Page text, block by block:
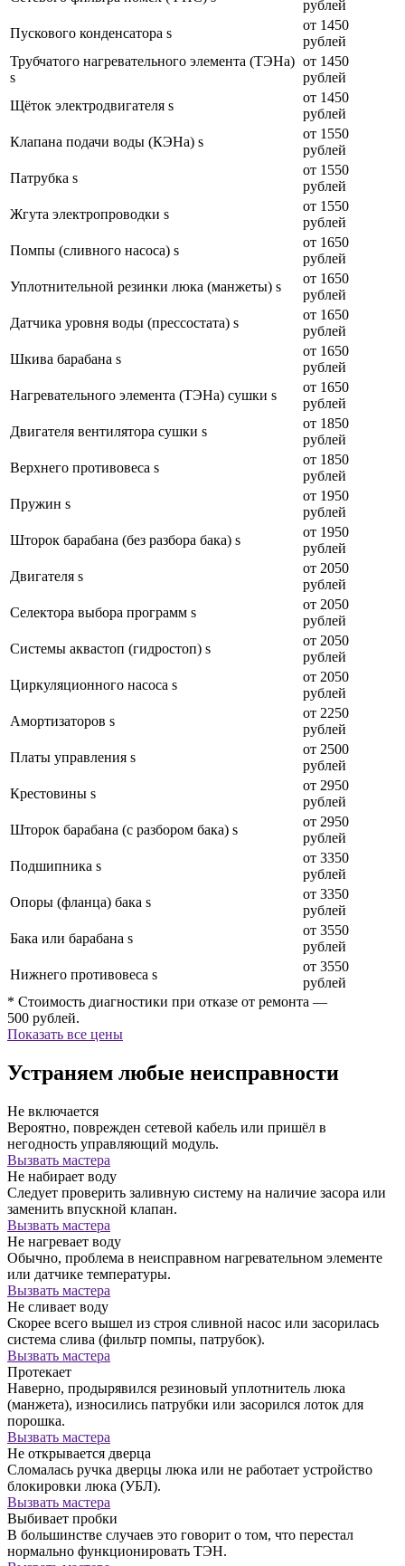
рублей
Пускового конденсатора s
от 1450
рублей
Трубчатого нагревательного элемента (ТЭНа)
s
от 1450
рублей
Щёток электродвигателя s
от 1450
рублей
Клапана подачи воды (КЭНа) s
от 1550
рублей
Патрубка s
от 1550
рублей
Жгута электропроводки s
от 1550
рублей
Помпы (сливного насоса) s
от 1650
рублей
Уплотнительной резинки люка (манжеты) s
от 1650
рублей
Датчика уровня воды (прессостата) s
от 1650
рублей
Шкива барабана s
от 1650
рублей
Нагревательного элемента (ТЭНа) сушки s
от 1650
рублей
Двигателя вентилятора сушки s
от 1850
рублей
Верхнего противовеса s
от 1850
рублей
Пружин s
от 1950
рублей
Шторок барабана (без разбора бака) s
от 1950
рублей
Двигателя s
от 2050
рублей
Селектора выбора программ s
от 2050
рублей
Системы аквастоп (гидростоп) s
от 2050
рублей
Циркуляционного насоса s
от 2050
рублей
Амортизаторов s
от 2250
рублей
Платы управления s
от 2500
рублей
Крестовины s
от 2950
рублей
Шторок барабана (с разбором бака) s
от 2950
рублей
Подшипника s
от 3350
рублей
Опоры (фланца) бака s
от 3350
рублей
Бака или барабана s
от 3550
рублей
Нижнего противовеса s
от 3550
рублей
* Стоимость диагностики при отказе от ремонта —
500 рублей.
Показать все цены
Устраняем любые неисправности
Не включается
Вероятно, поврежден сетевой кабель или пришёл в
негодность управляющий модуль.
Вызвать мастера
Не набирает воду
Следует проверить заливную систему на наличие засора или
заменить впускной клапан.
Вызвать мастера
Не нагревает воду
Обычно, проблема в неисправном нагревательном элементе
или датчике температуры.
Вызвать мастера
Не сливает воду
Скорее всего вышел из строя сливной насос или засорилась
система слива (фильтр помпы, патрубок).
Вызвать мастера
Протекает
Наверно, продырявился резиновый уплотнитель люка
(манжета), износились патрубки или засорился лоток для
порошка.
Вызвать мастера
Не открывается дверца
Сломалась ручка дверцы люка или не работает устройство
блокировки люка (УБЛ).
Вызвать мастера
Выбивает пробки
В большинстве случаев это говорит о том, что перестал
нормально функционировать ТЭН.